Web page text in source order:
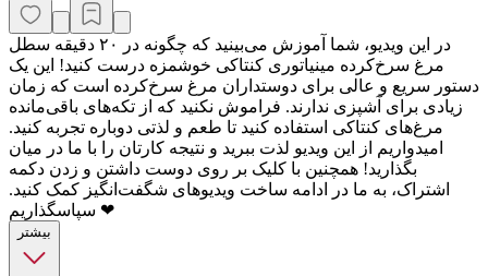
در این ویدیو، شما آموزش می‌بینید که چگونه در ۲۰ دقیقه سطل
مرغ سرخ‌کرده مینیاتوری کنتاکی خوشمزه درست کنید! این یک
دستور سریع و عالی برای دوستداران مرغ سرخ‌کرده است که زمان
زیادی برای آشپزی ندارند. فراموش نکنید که از تکه‌های باقی‌مانده
مرغ‌های کنتاکی استفاده کنید تا طعم و لذتی دوباره تجربه کنید.
امیدواریم از این ویدیو لذت ببرید و نتیجه کارتان را با ما در میان
بگذارید! همچنین با کلیک بر روی دوست داشتن و زدن دکمه
اشتراک، به ما در ادامه ساخت ویدیوهای شگفت‌انگیز کمک کنید.
سپاسگذاریم ❤
بیشتر